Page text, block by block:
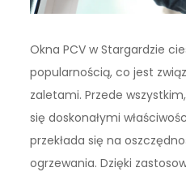
Okna PCV w Stargardzie
popularnością, co jest
zaletami. Przede
się doskonałymi
przekłada się na
ogrzewania. Dzięki